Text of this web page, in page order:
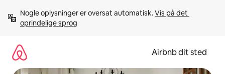
videre
Nogle oplysninger er oversat automatisk. Vis på det
oprindelige sprog
Airbnb dit sted